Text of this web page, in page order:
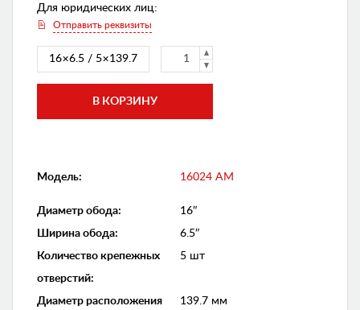
Для юридических лиц:
Отправить реквизиты
16×6.5 / 5×139.7
Модель: 16024 AM
Диаметр обода:
16″
Ширина обода:
6.5″
Количество крепежных
отверстий:
5 шт
Диаметр расположения
139.7 мм